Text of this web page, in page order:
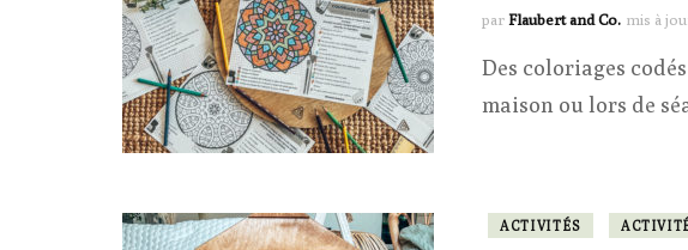
parFlaubert and Co. mis à
Des coloriages
maison ou lors de
ACTIVITÉS